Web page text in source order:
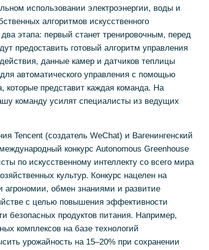
использовании электроэнергии, воды и
алгоритмов искусственного
этапа: первый станет тренировочным, перед
предоставить готовый алгоритм управления
данные камер и датчиков теплицы
автоматического управления с помощью
которые представит каждая команда. На
команду усилят специалисты из ведущих
Tencent (создатель WeChat) и Вагенингенский
конкурс Autonomous Greenhouse
по искусственному интеллекту со всего мира
культур. Конкурс нацелен на
агрономии, обмен знаниями и развитие
с целью повышения эффективности
безопасных продуктов питания. Например,
комплексов на базе технологий
урожайность на 15–20% при сохранении